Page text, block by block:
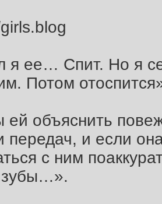
я ее… Спит. Но я
Потом
ей объяснить
передач, и если
с ним
зубы…».